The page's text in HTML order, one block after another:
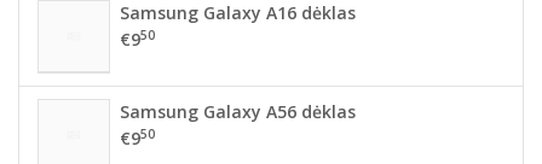
Samsung Galaxy A16 dėklas
€950
Samsung Galaxy A56 dėklas
€950